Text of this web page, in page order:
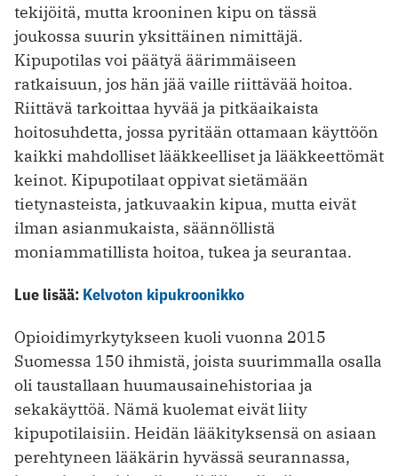
tekijöitä, mutta krooninen kipu on tässä
joukossa suurin yksittäinen nimittäjä.
Kipupotilas voi päätyä äärimmäiseen
ratkaisuun, jos hän jää vaille riittävää hoitoa.
Riittävä tarkoittaa hyvää ja pitkäaikaista
hoitosuhdetta, jossa pyritään ottamaan käyttöön
kaikki mahdolliset lääkkeelliset ja lääkkeettömät
keinot. Kipupotilaat oppivat sietämään
tietynasteista, jatkuvaakin kipua, mutta eivät
ilman asianmukaista, säännöllistä
moniammatillista hoitoa, tukea ja seurantaa.
Lue lisää: Kelvoton kipukroonikko
Opioidimyrkytykseen kuoli vuonna 2015
Suomessa 150 ihmistä, joista suurimmalla osalla
oli taustallaan huumausainehistoriaa ja
sekakäyttöä. Nämä kuolemat eivät liity
kipupotilaisiin. Heidän lääkityksensä on asiaan
perehtyneen lääkärin hyvässä seurannassa,